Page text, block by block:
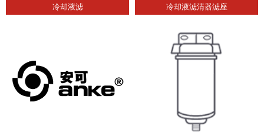
冷却液滤 冷却液滤清器滤座